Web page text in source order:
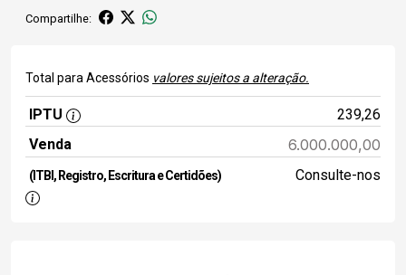
Compartilhe:
Total para Acessórios valores sujeitos a alteração.
IPTU
239,26
Venda
6.000.000,00
(ITBI, Registro, Escritura e Certidões) Consulte-nos